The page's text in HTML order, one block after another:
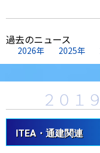
『 2020年
2020.03.10
『 機関誌
2020.0115 『 機関誌「
用について 』
2020.04.24 『 総務省か
周知につい
2020.04.14 『 総務省か
要請につい
過去のニュース
2026年 2025年
２０１
ITEA・通建関連